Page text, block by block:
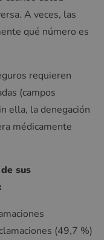
A veces, las
qué número es
requieren
(campos
ella, la denegación
médicamente
sus
(49,7 %)